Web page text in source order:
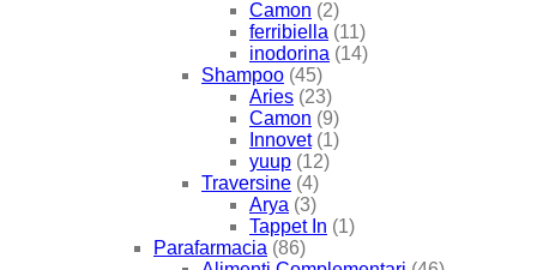
Camon (2)
ferribiella (11)
inodorina (14)
Shampoo (45)
Aries (23)
Camon (9)
Innovet (1)
yuup (12)
Traversine (4)
Arya (3)
Tappet In (1)
Parafarmacia (86)